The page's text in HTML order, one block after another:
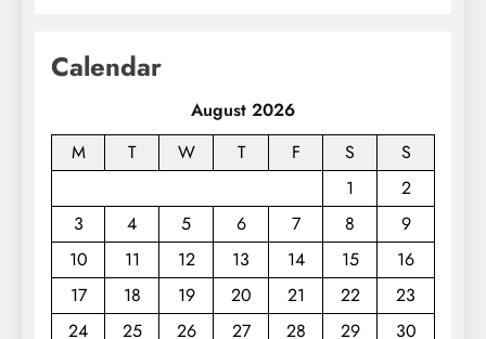
Calendar
August 2026
M
T W T F S
S
1
2
3
4 5 6 7 8
9
10
11 12 13 14 15
16
17
18 19 20 21 22
23
24
25 26 27 28 29 30